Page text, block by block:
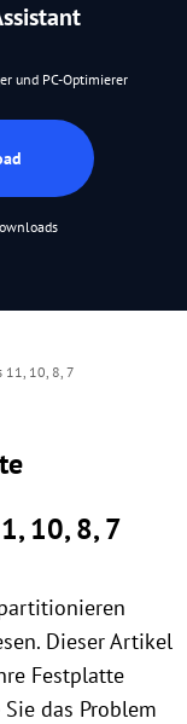
und PC-Optimierer
11, 10, 8, 7
10, 8, 7
Dieser Artikel
Festplatte
das Problem